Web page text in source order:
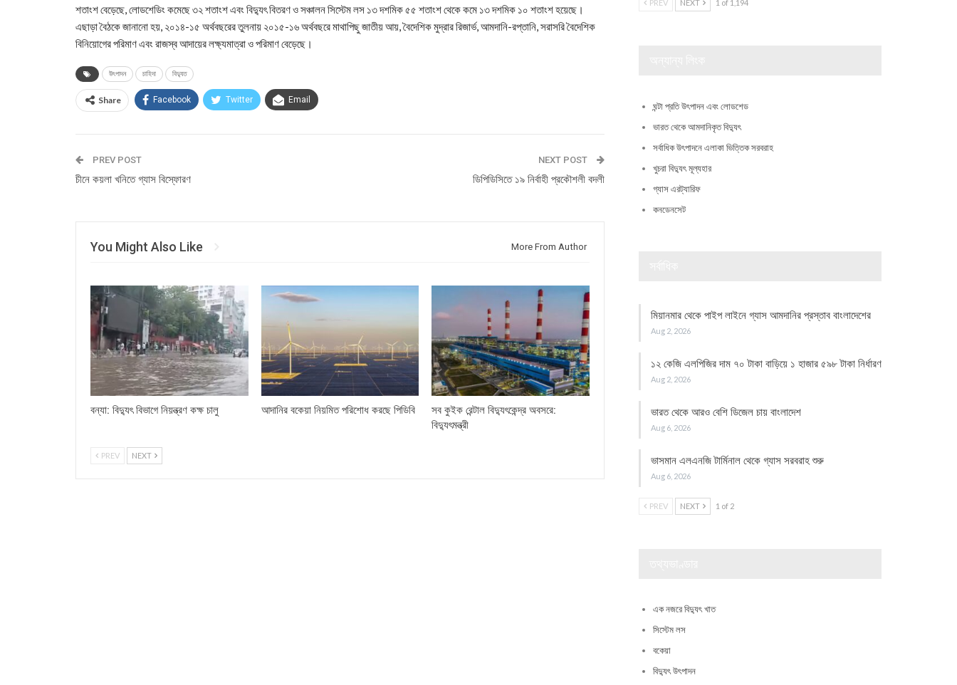
শতাংশ বেড়েছে, লোডশেডিং কমেছে ৩২ শতাংশ এবং বিদু্যৎ বিতরণ ও সঞ্চালন সিস্টেম লস ১৩ দশমিক ৫৫ শতাংশ থেকে কমে ১৩ দশমিক ১০ শতাংশ হয়েছে।
এছাড়া বৈঠকে জানানো হয়, ২০১৪-১৫ অর্থবছরের তুলনায় ২০১৫-১৬ অর্থবছরে মাথাপিছু জাতীয় আয়, বৈদেশিক মুদ্রার রিজার্ভ, আমদানি-রপ্তানি, সরাসরি বৈদেশিক
বিনিয়োগের পরিমাণ এবং রাজস্ব আদায়ের লক্ষ্যমাত্রা ও পরিমাণ বেড়েছে।
উৎপাদন চাহিদা বিদ‌্যুত
Share Facebook Twitter Email
PREV POST
চীনে কয়লা খনিতে গ্যাস বিস্ফোরণ
NEXT POST
ডিপিডিসিতে ১৯ নির্বাহী প্রকৌশলী বদলী
You Might Also Like More From Author
বন্যা: বিদ্যুৎ বিভাগে নিয়ন্ত্রণ কক্ষ চালু আদানির বকেয়া নিয়মিত পরিশোধ করছে পিডিবি
সব কুইক রেন্টাল বিদ্যুৎকেন্দ্র অবসরে:
বিদ্যুৎমন্ত্রী
PREV NEXT
PREV NEXT 1 of 1,194
ঘন্টা প্রতি উৎপাদন এবং লোডশেড
ভারত থেকে আমদানিকৃত বিদ্যুৎ
সর্বাধিক উৎপাদনে এলাকা ভিত্তিক সরবরাহ
খুচরা বিদ্যুৎ মূল্যহার
গ্যাস এরট্যারিফ
কনডেনসেট
মিয়ানমার থেকে পাইপ লাইনে গ্যাস আমদানির প্রস্তাব বাংলাদেশের
Aug 2, 2026
১২ কেজি এলপিজির দাম ৭০ টাকা বাড়িয়ে ১ হাজার ৫৯৮ টাকা নির্ধারণ
Aug 2, 2026
ভারত থেকে আরও বেশি ডিজেল চায় বাংলাদেশ
Aug 6, 2026
ভাসমান এলএনজি টার্মিনাল থেকে গ্যাস সরবরাহ শুরু
Aug 6, 2026
PREV NEXT 1 of 2
এক নজরে বিদ্যুৎ খাত
সিস্টেম লস
বকেয়া
বিদ্যুৎ উৎপাদন